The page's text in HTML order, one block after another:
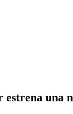
una